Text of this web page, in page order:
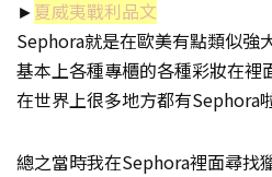
►夏威夷戰利品文
Sephora就是在歐美有點類似強
基本上各種專櫃的各種彩妝在裡
在世界上很多地方都有Sephora
總之當時我在Sephora裡面尋找